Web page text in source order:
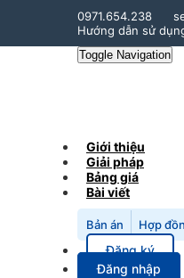
0971.654.238
Hướng dẫn sử
Toggle Navigation
Giới thiệu
Giải pháp
Bảng giá
Bài viết
Bản án Hợp
Đăng ký
Đăng nhập